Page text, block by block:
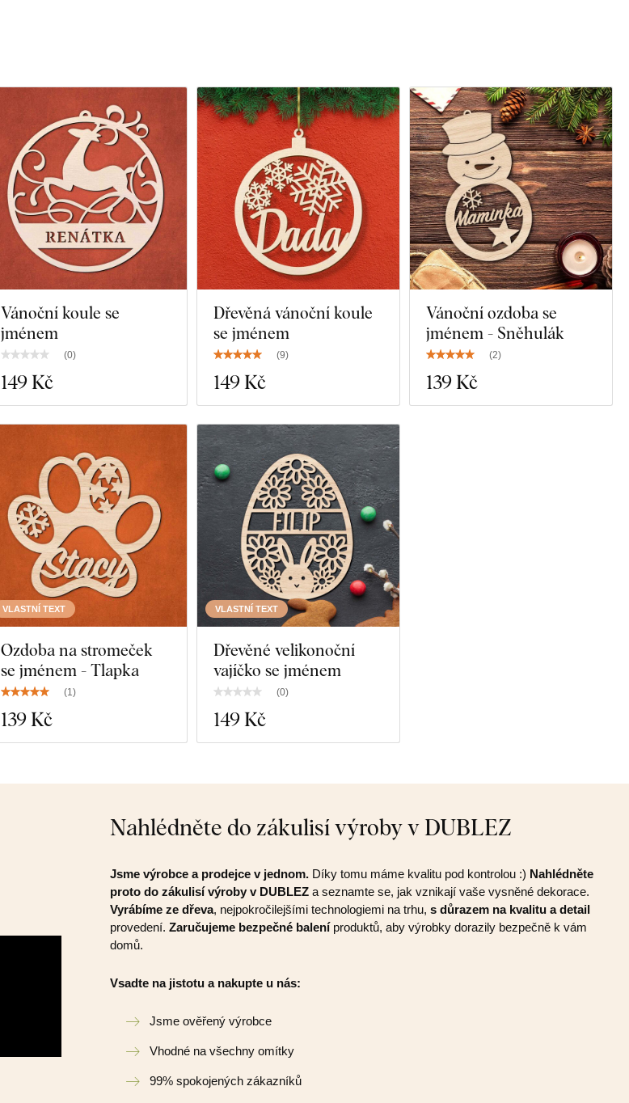
Vánoční koule se
jménem
(0)
149 Kč
Dřevěná vánoční koule
se jménem
(9)
149 Kč
Vánoční ozdoba se
jménem - Sněhulák
(2)
139 Kč
VLASTNÍ TEXT
Ozdoba na stromeček
se jménem - Tlapka
(1)
139 Kč
VLASTNÍ TEXT
Dřevěné velikonoční
vajíčko se jménem
(0)
149 Kč
Nahlédněte do zákulisí výroby v DUBLEZ
Jsme výrobce a prodejce v jednom. Díky tomu máme kvalitu pod kontrolou :) Nahlédněte
proto do zákulisí výroby v DUBLEZ a seznamte se, jak vznikají vaše vysněné dekorace.
Vyrábíme ze dřeva, nejpokročilejšími technologiemi na trhu, s důrazem na kvalitu a detail
provedení. Zaručujeme bezpečné baleníproduktů, aby výrobky dorazily bezpečně k vám
domů.
Vsadte na jistotu a nakupte u nás:
Jsme ověřený výrobce
Vhodné na všechny omítky
99% spokojených zákazníků